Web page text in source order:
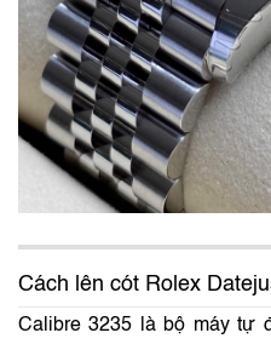
Cách lên cót Rolex
Calibre 3235 là bộ máy tự